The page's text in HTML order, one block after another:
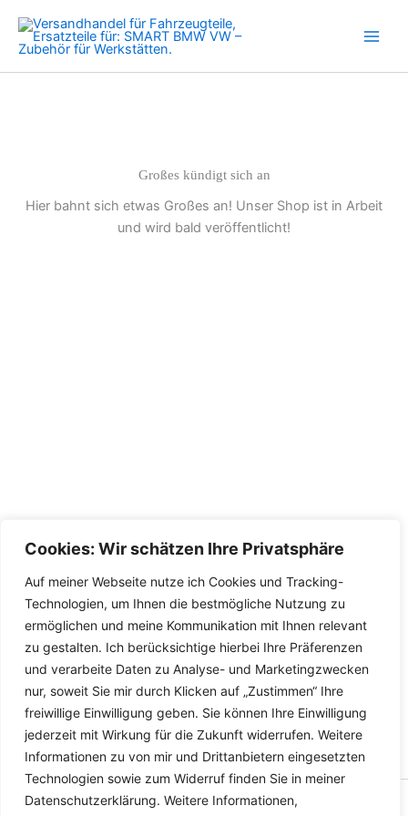
Cookies: Wir schätzen Ihre Privatsphäre
Auf meiner Webseite nutze ich Cookies und Tracking-
Technologien, um Ihnen die bestmögliche Nutzung zu
ermöglichen und meine Kommunikation mit Ihnen relevant
zu gestalten. Ich berücksichtige hierbei Ihre Präferenzen
und verarbeite Daten zu Analyse- und Marketingzwecken
nur, soweit Sie mir durch Klicken auf „Zustimmen“ Ihre
freiwillige Einwilligung geben. Sie können Ihre Einwilligung
jederzeit mit Wirkung für die Zukunft widerrufen. Weitere
Informationen zu von mir und Drittanbietern eingesetzten
Technologien sowie zum Widerruf finden Sie in meiner
Datenschutzerklärung. Weitere Informationen,
Inhalt
springen
Großes kündigt sich an
Hier bahnt sich etwas Großes an! Unser Shop ist in Arbeit
und wird bald veröffentlicht!
Copyright © 2026 Versandhandel für Fahrzeugteile, Ersatzteile
f.
BMW
21207548052
1er
X1
Menge